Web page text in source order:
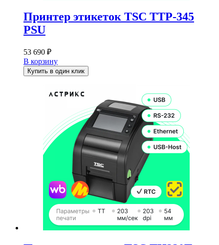
Принтер этикеток TSC TTP-345
PSU
53 690 ₽
В корзину
Купить в один клик